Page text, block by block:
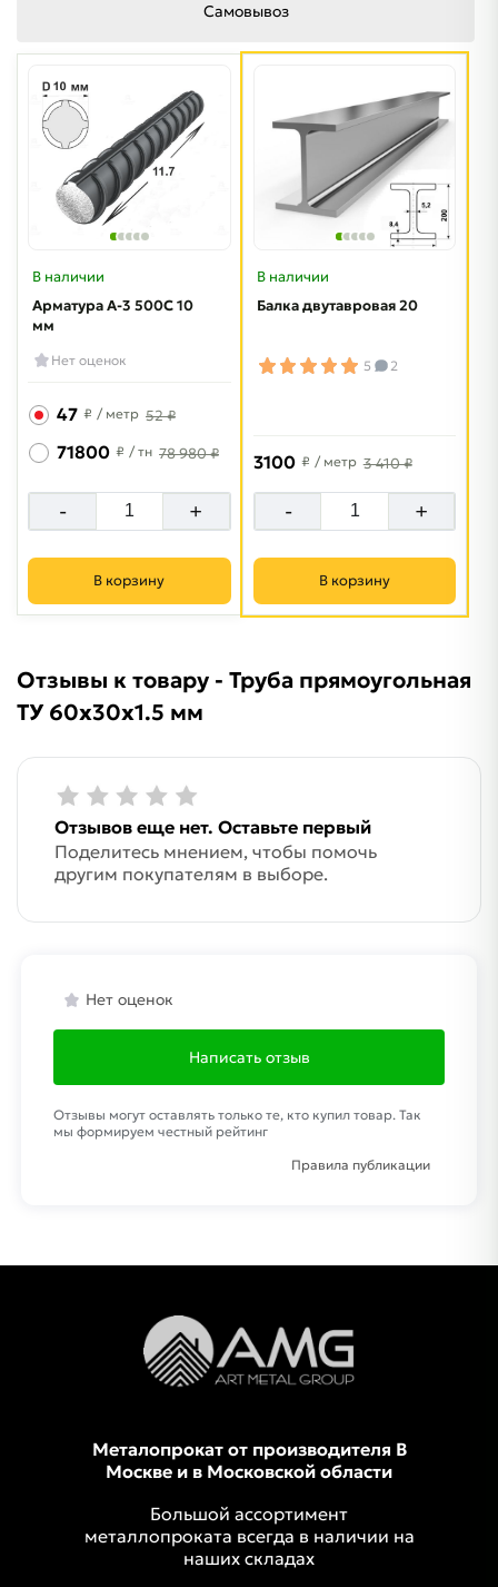
Самовывоз
В наличии
Арматура A-3 500C 10
мм
Нет оценок
47 ₽ / метр 52 ₽
71800 ₽ / тн 78 980 ₽
- +
В корзину
В наличии
Балка двутавровая 20
5 2
3100 ₽ / метр 3 410 ₽
- +
В корзину
Отзывы к товару - Труба прямоугольная
ТУ 60х30х1.5 мм
Отзывов еще нет. Оставьте первый
Поделитесь мнением, чтобы помочь
другим покупателям в выборе.
Нет оценок
Написать отзыв
Отзывы могут оставлять только те, кто купил товар. Так
мы формируем честный рейтинг
Правила публикации
Металопрокат от производителя В
Москве и в Московской области
Большой ассортимент
металлопроката всегда в наличии на
наших складах